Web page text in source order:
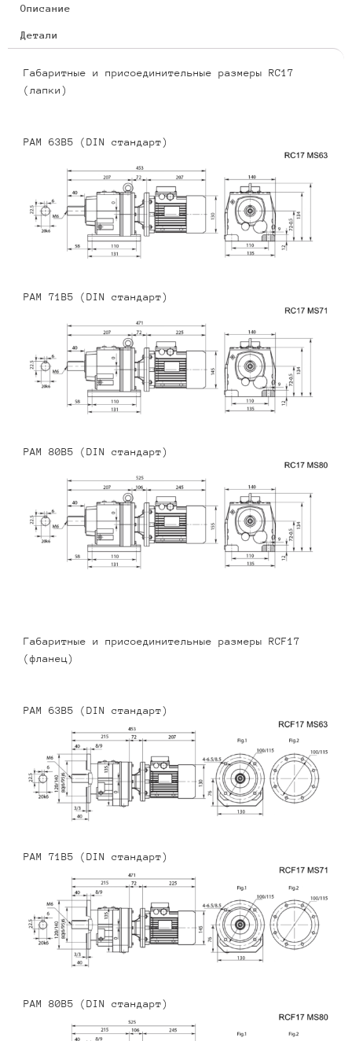
0.25Описание
Детали
Габаритные и присоединительные размеры RC17
(лапки)
PAM 63B5 (DIN стандарт)
PAM 71B5 (DIN стандарт)
PAM 80B5 (DIN стандарт)
Габаритные и присоединительные размеры RCF17
(фланец)
PAM 63B5 (DIN стандарт)
PAM 71B5 (DIN стандарт)
PAM 80B5 (DIN стандарт)